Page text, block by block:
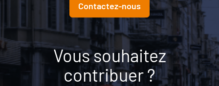
Contactez-nous
Vous souhaitez
contribuer ?